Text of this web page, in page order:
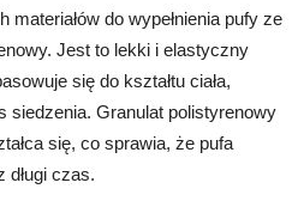
do wypełnienia pufy ze
Jest to lekki i elastyczny
się do kształtu ciała,
siedzenia. Granulat polistyrenowy
się, co sprawia, że pufa
długi czas.